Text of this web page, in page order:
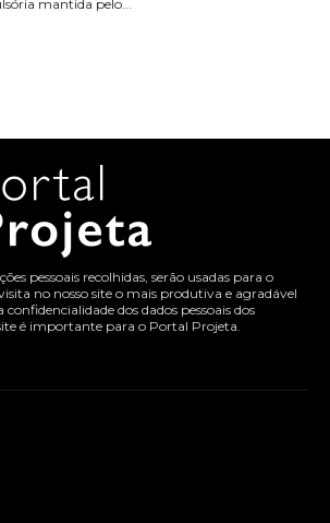
mantida pelo...
pessoais recolhidas, serão usadas para o
no nosso site o mais produtiva e agradável
dos dados pessoais dos
é importante para o Portal Projeta.